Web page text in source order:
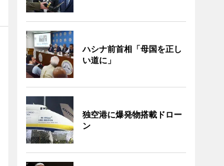
ハシナ前首相「母国を正し
い道に」
独空港に爆発物搭載ドロー
ン